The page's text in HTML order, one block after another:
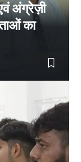
अंग्रेज़ी
का